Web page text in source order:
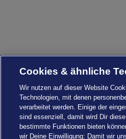
Cookies & ähnliche
Wir nutzen auf dieser Website
Technologien, mit denen
verarbeitet werden. Einige der
sind essenziell, damit wird Dir
bestimmte Funktionen bieten
wir Deine Einwilligung: Damit wir